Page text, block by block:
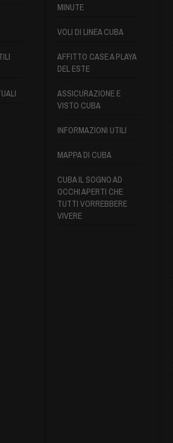
MINUTE
VOLI DI LINEA CUBA
AFFITTO CASE A PLAYA
DEL ESTE
ASSICURAZIONE E
VISTO CUBA
INFORMAZIONI UTILI
MAPPA DI CUBA
CUBA IL SOGNO AD
OCCHI APERTI CHE
TUTTI VORREBBERE
VIVERE